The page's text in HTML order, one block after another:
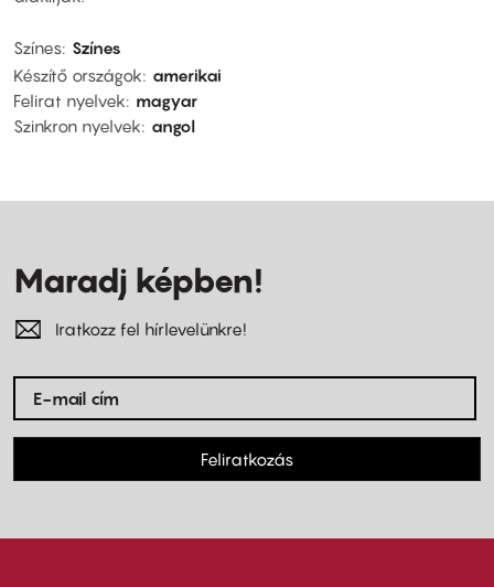
Színes Színes
Készítő országok
amerikai
Felirat nyelvek
magyar
Szinkron nyelvek
angol
Maradj képben!
Iratkozz fel hírlevelünkre!
Feliratkozás